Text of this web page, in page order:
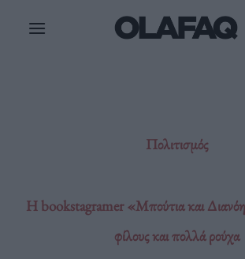
Πολιτισμός
Η bookstagramer «Μπούτια και
φίλους και πολλά ρούχα